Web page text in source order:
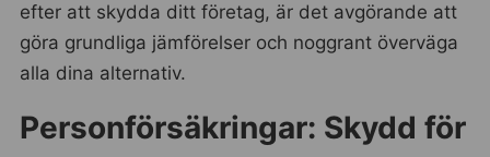
efter att skydda ditt företag, är det avgörande att
göra grundliga jämförelser och noggrant överväga
alla dina alternativ.
Personförsäkringar: Skydd för